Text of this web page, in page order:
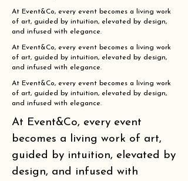
At Event&Co, every event becomes a living work
of art, guided by intuition, elevated by design,
and infused with elegance.
At Event&Co, every event becomes a living work
of art, guided by intuition, elevated by design,
and infused with elegance.
At Event&Co, every event becomes a living work
of art, guided by intuition, elevated by design,
and infused with elegance.
At Event&Co, every event
becomes a living work of art,
guided by intuition, elevated by
design, and infused with